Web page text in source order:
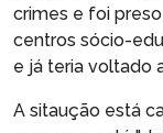
crimes e foi
centros sócio-
e já teria voltado
A sitaução está